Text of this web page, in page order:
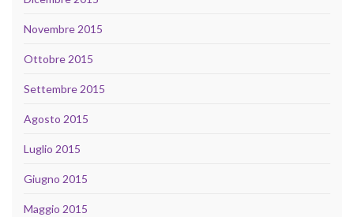
Novembre 2015
Ottobre 2015
Settembre 2015
Agosto 2015
Luglio 2015
Giugno 2015
Maggio 2015